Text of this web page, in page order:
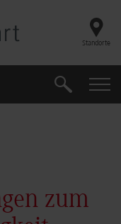
Standorte
Suche
zum